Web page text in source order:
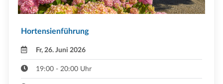
Hortensienführung
Fr, 26. Juni 2026
19:00 - 20:00 Uhr